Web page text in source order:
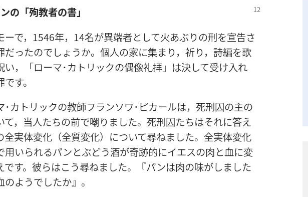
の「殉教者の書」
ーで，1546年，14名が異端者として火あぶりの刑を宣告さ
だったのでしょうか。個人の家に集まり，祈り，詩編を歌
い，「ローマ･カトリックの偶像礼拝」は決して受け入れ
す。
･カトリックの教師フランソワ･ピカールは，死刑囚の主の
て，当人たちの前で嘲りました。死刑囚たちはそれに答え
全実体変化（全質変化）について尋ねました。全実体変化
用いられるパンとぶどう酒が奇跡的にイエスの肉と血に変
です。彼らはこう尋ねました。『パンは肉の味がしました
ようでしたか』。